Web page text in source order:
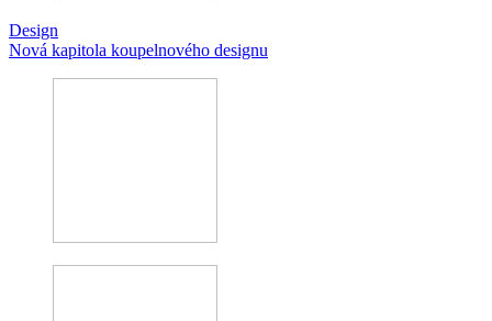
Design
Nová kapitola koupelnového designu